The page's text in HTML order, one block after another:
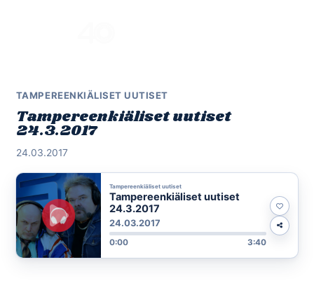
TAMPEREENKIÄLISET UUTISET
Tampereenkiäliset uutiset
24.3.2017
24.03.2017
Tampereenkiäliset uutiset
Tampereenkiäliset uutiset
24.3.2017
24.03.2017
0:00 3:40